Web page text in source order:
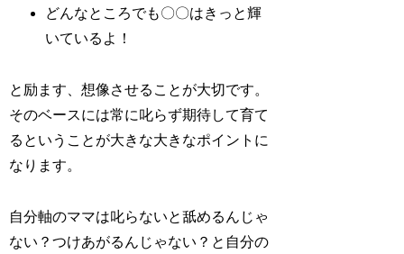
どんなところでも〇〇はきっと輝
いているよ！
と励ます、想像させることが大切です。
そのベースには常に叱らず期待して育て
るということが大きな大きなポイントに
なります。
自分軸のママは叱らないと舐めるんじゃ
ない？つけあがるんじゃない？と自分の